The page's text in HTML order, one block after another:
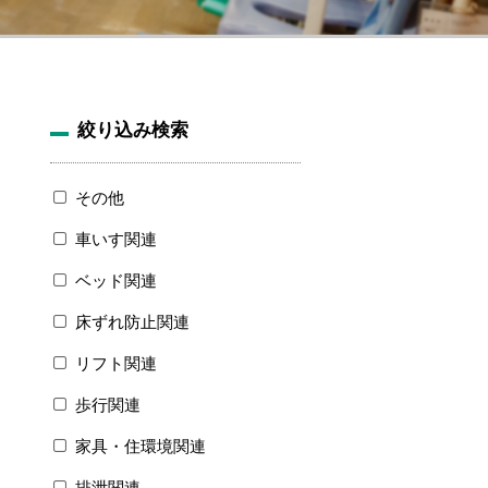
絞り込み検索
その他
車いす関連
ベッド関連
床ずれ防止関連
リフト関連
歩行関連
家具・住環境関連